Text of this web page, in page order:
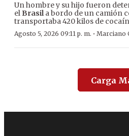
Un hombre y su hijo fueron
el Brasila bordo de un camión
transportaba 420 kilos de
Agosto 5, 2026 09:11 p. m. · Marciano
Carga